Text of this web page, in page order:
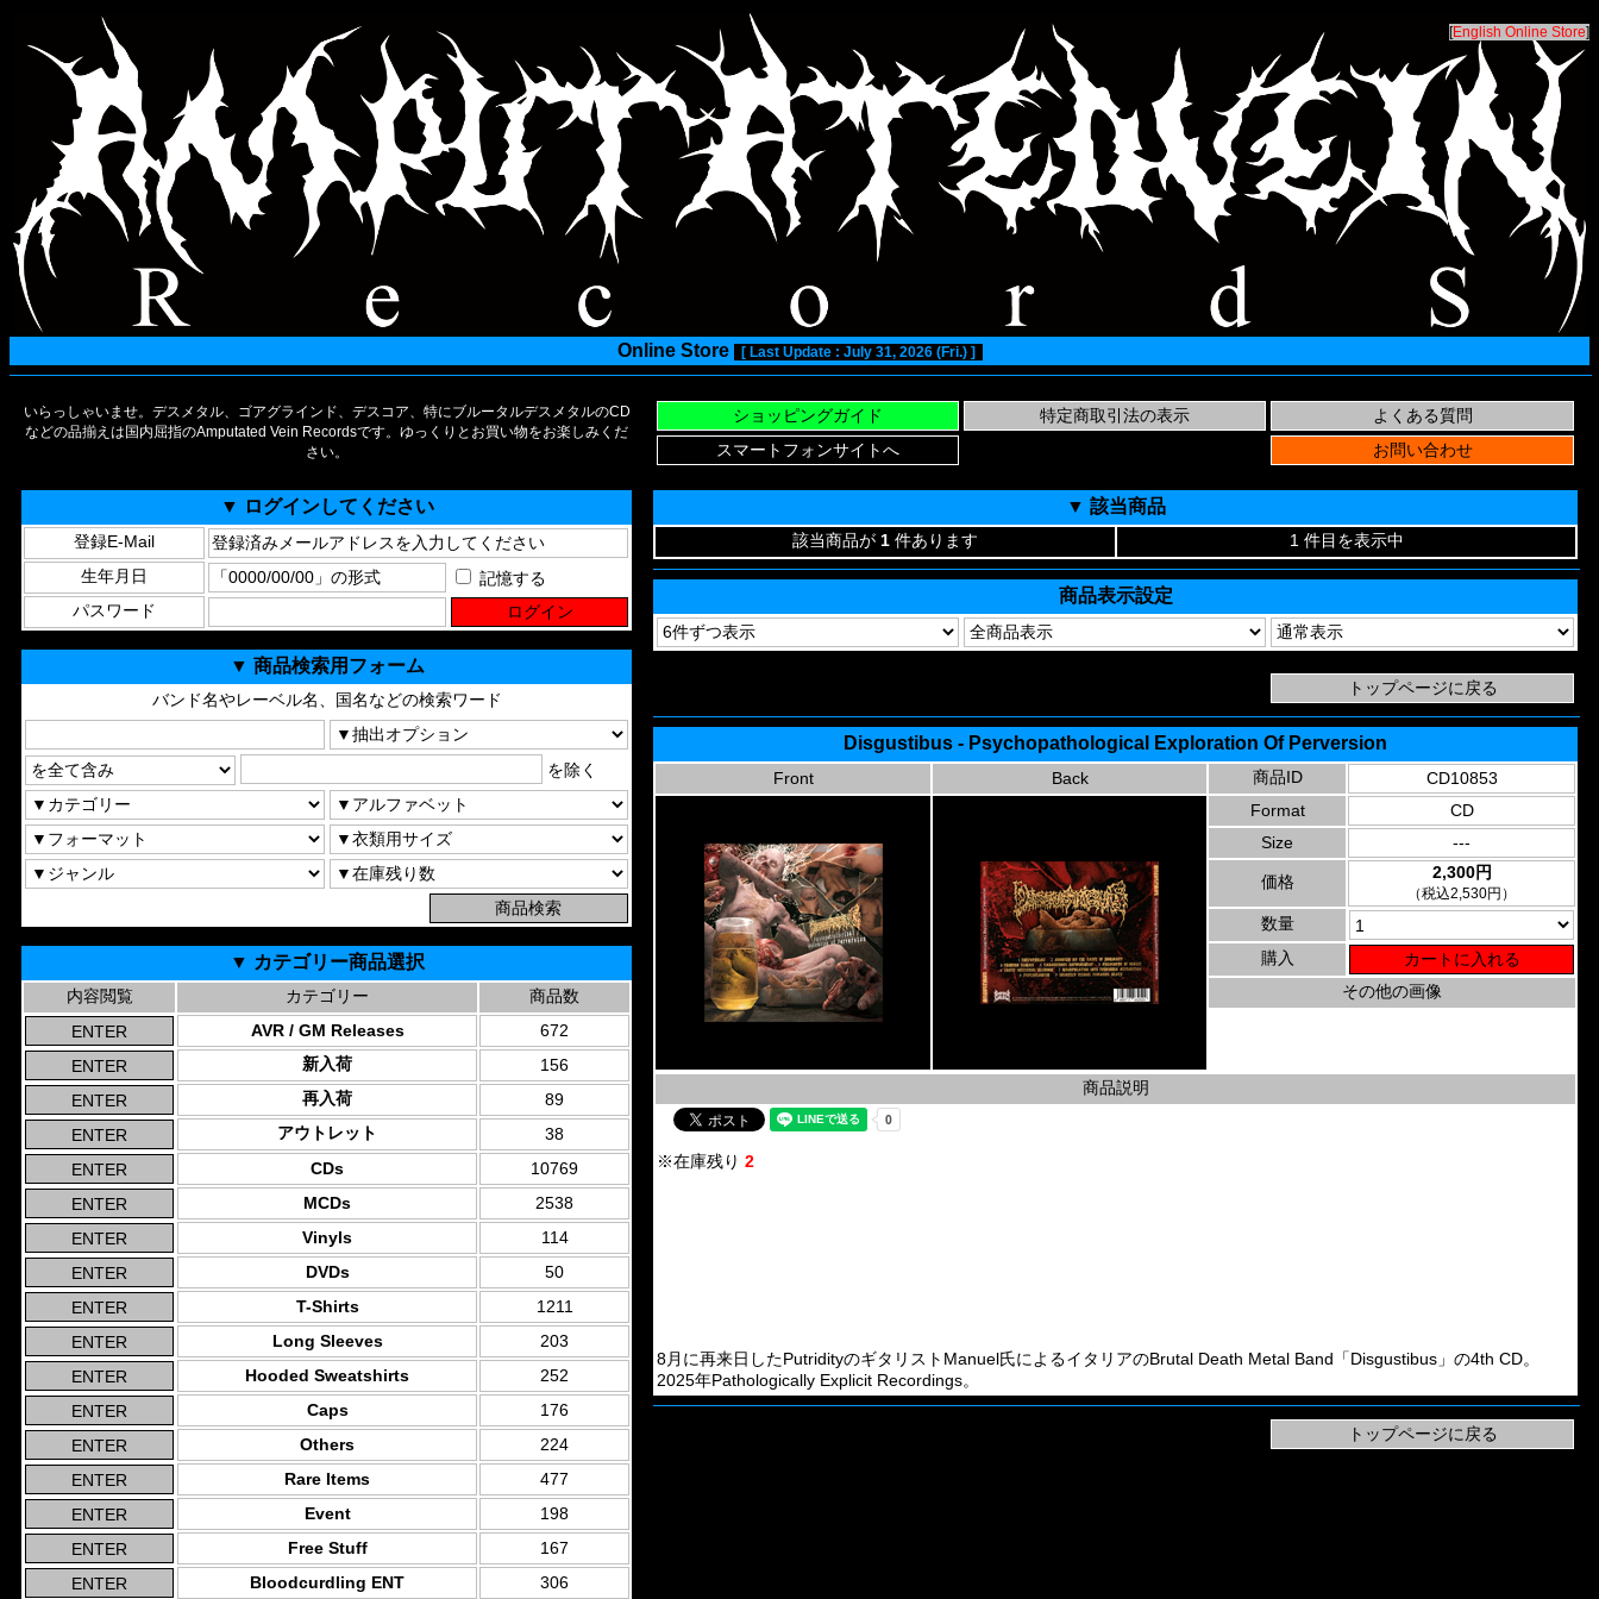
[English Online Store]
Online Store [ Last Update : July 31, 2026 (Fri.) ]
いらっしゃいませ。デスメタル、ゴアグラインド、デスコア、特にブルータルデスメタルのCD
などの品揃えは国内屈指のAmputated Vein Recordsです。ゆっくりとお買い物をお楽しみくだ
さい。
▼ ログインしてください
登録E-Mail
生年月日
記憶する
パスワード
▼ 商品検索用フォーム
バンド名やレーベル名、国名などの検索ワード
を除く
▼ カテゴリー商品選択
内容閲覧 カテゴリー
商品数
AVR / GM Releases
672
新入荷
156
再入荷
89
アウトレット
38
CDs
10769
MCDs
2538
Vinyls
114
DVDs
50
T-Shirts
1211
Long Sleeves
203
Hooded Sweatshirts
252
Caps
176
Others
224
Rare Items
477
Event
198
Free Stuff
167
Bloodcurdling ENT
306
▼ 該当商品
該当商品が 1 件あります 1 件目を表示中
商品表示設定
Disgustibus - Psychopathological Exploration Of Perversion
Front Back 商品ID
CD10853
Format
CD
Size
---
価格 2,300円
（税込2,530円）
数量
購入
その他の画像
商品説明
※在庫残り 2
8月に再来日したPutridityのギタリストManuel氏によるイタリアのBrutal Death Metal Band「Disgustibus」の4th CD。
2025年Pathologically Explicit Recordings。